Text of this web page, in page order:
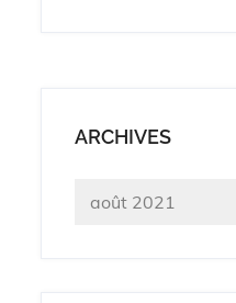
ARCHIVES
Archives